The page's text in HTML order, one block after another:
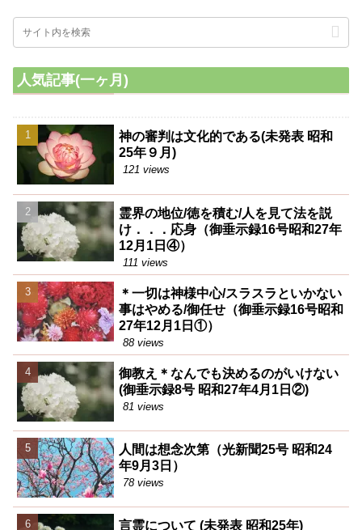
人気記事(一ヶ月)
神の審判は文化的である(未発表 昭和
25年９月)
121 views
霊界の地位/徳を積む/人を見て法を説
け．．．応身（御垂示録16号昭和27年
12月1日④）
111 views
＊一切は神様中心/スラスラといかない
事はやめる/御任せ（御垂示録16号昭和
27年12月1日①）
88 views
御教え＊なんでも決めるのがいけない
(御垂示録8号 昭和27年4月1日②)
81 views
人間は想念次第（光新聞25号 昭和24
年9月3日）
78 views
言霊について (未発表 昭和25年)